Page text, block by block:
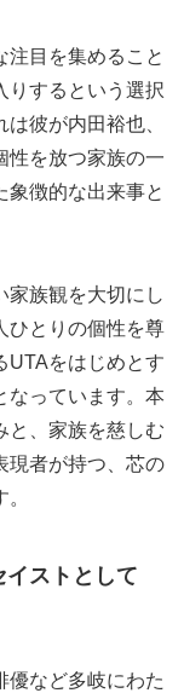
注目を集めること
りするという選択
彼が内田裕也、
性を放つ家族の一
象徴的な出来事と
家族観を大切にし
ひとりの個性を尊
UTAをはじめとす
なっています。本
と、家族を慈しむ
現者が持つ、芯の
ストとして
優など多岐にわた